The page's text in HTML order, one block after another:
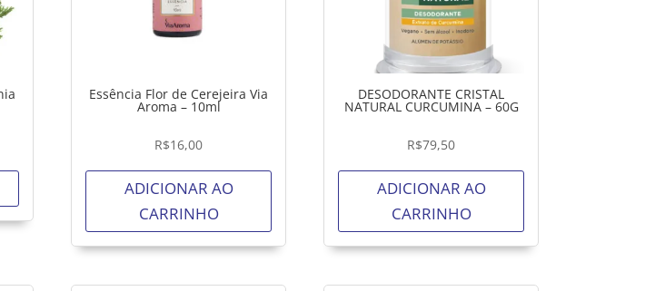
Essência Flor de Cerejeira Via
Aroma – 10ml
R$16,00
ADICIONAR AO
CARRINHO
DESODORANTE CRISTAL
NATURAL CURCUMINA – 60G
R$79,50
ADICIONAR AO
CARRINHO